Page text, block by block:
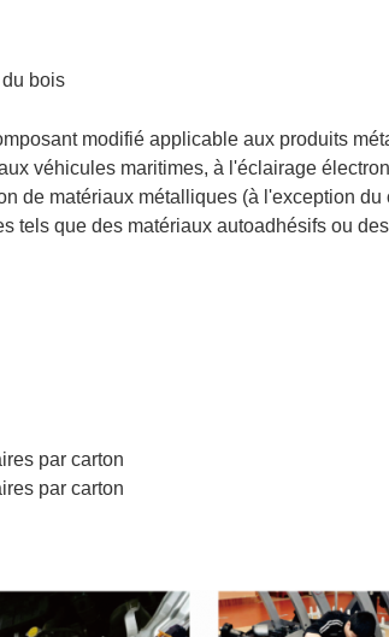
bois
modifié applicable aux produits
véhicules maritimes, à l'éclairage
de matériaux métalliques (à l'exception du
tels que des matériaux autoadhésifs ou
par carton
par carton